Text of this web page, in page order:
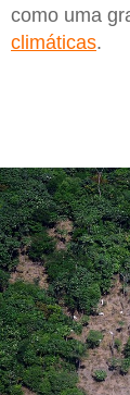
como uma
climáticas.